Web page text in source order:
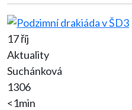
17 říj
Aktuality
Suchánková
1306
<1min